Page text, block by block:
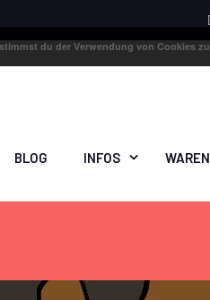
BLOG INFOS
du der Verwendung von Cookies